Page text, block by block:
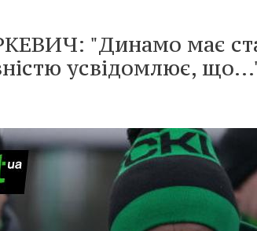
"Динамо має
усвідомлює,